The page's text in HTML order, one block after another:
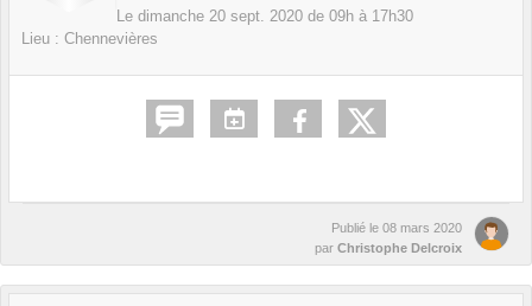
Le dimanche 20 sept. 2020 de 09h à 17h30
Lieu : Chennevières
Publié le 08 mars 2020
par Christophe Delcroix